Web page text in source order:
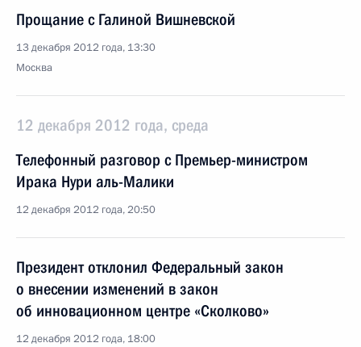
Прощание с Галиной Вишневской
13 декабря 2012 года, 13:30
Москва
12 декабря 2012 года, среда
Телефонный разговор с Премьер-министром
Ирака Нури аль-Малики
12 декабря 2012 года, 20:50
Президент отклонил Федеральный закон
о внесении изменений в закон
об инновационном центре «Сколково»
12 декабря 2012 года, 18:00